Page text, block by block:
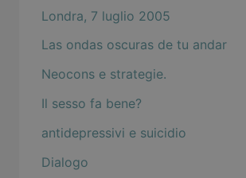
Londra, 7 luglio 2005
Las ondas oscuras de tu andar
Neocons e strategie.
Il sesso fa bene?
antidepressivi e suicidio
Dialogo